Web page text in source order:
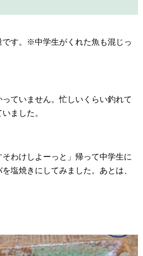
です。※中学生がくれた魚も混じっ
ていません。忙しいくらい釣れて
ました。
わけしよーっと」帰って中学生に
塩焼きにしてみました。あとは、